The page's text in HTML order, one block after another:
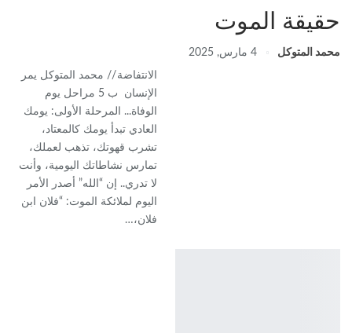
حقيقة الموت
محمد المتوكل 4 مارس, 2025
الانتفاضة // محمد المتوكل يمر
الإنسان ب 5 مراحل يوم
الوفاة... المرحلة الأولى: يومك
العادي تبدأ يومك كالمعتاد،
تشرب قهوتك، تذهب لعملك،
تمارس نشاطاتك اليومية، وأنت
لا تدري.. إن “الله” أصدر الأمر
اليوم لملائكة الموت: “فلان ابن
فلان،…